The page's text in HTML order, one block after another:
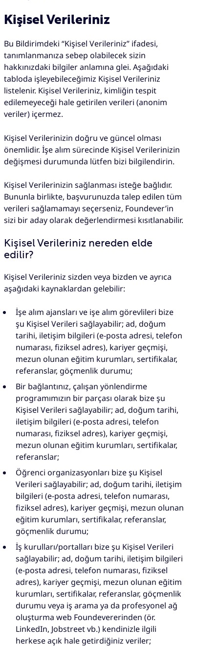
Kişisel Verileriniz
Bu Bildirimdeki “Kişisel Verileriniz” ifadesi,
tanımlanmanıza sebep olabilecek sizin
hakkınızdaki bilgiler anlamına glei. Aşağıdaki
tabloda işleyebileceğimiz Kişisel Verileriniz
listelenir. Kişisel Verileriniz, kimliğin tespit
edilemeyeceği hale getirilen verileri (anonim
veriler) içermez.
Kişisel Verilerinizin doğru ve güncel olması
önemlidir. İşe alım sürecinde Kişisel Verilerinizin
değişmesi durumunda lütfen bizi bilgilendirin.
Kişisel Verilerinizin sağlanması isteğe bağlıdır.
Bununla birlikte, başvurunuzda talep edilen tüm
verileri sağlamamayı seçerseniz, Foundever’in
sizi bir aday olarak değerlendirmesi kısıtlanabilir.
Kişisel Verileriniz nereden elde
edilir?
Kişisel Verileriniz sizden veya bizden ve ayrıca
aşağıdaki kaynaklardan gelebilir:
İşe alım ajansları ve işe alım görevlileri bize
şu Kişisel Verileri sağlayabilir; ad, doğum
tarihi, iletişim bilgileri (e-posta adresi, telefon
numarası, fiziksel adres), kariyer geçmişi,
mezun olunan eğitim kurumları, sertifikalar,
referanslar, göçmenlik durumu;
Bir bağlantınız, çalışan yönlendirme
programımızın bir parçası olarak bize şu
Kişisel Verileri sağlayabilir; ad, doğum tarihi,
iletişim bilgileri (e-posta adresi, telefon
numarası, fiziksel adres), kariyer geçmişi,
mezun olunan eğitim kurumları, sertifikalar,
referanslar;
Öğrenci organizasyonları bize şu Kişisel
Verileri sağlayabilir; ad, doğum tarihi, iletişim
bilgileri (e-posta adresi, telefon numarası,
fiziksel adres), kariyer geçmişi, mezun olunan
eğitim kurumları, sertifikalar, referanslar,
göçmenlik durumu;
İş kurulları/portalları bize şu Kişisel Verileri
sağlayabilir; ad, doğum tarihi, iletişim bilgileri
(e-posta adresi, telefon numarası, fiziksel
adres), kariyer geçmişi, mezun olunan eğitim
kurumları, sertifikalar, referanslar, göçmenlik
durumu veya iş arama ya da profesyonel ağ
oluşturma web Foundevererinden (ör.
LinkedIn, Jobstreet vb.) kendinizle ilgili
herkese açık hale getirdiğiniz veriler;